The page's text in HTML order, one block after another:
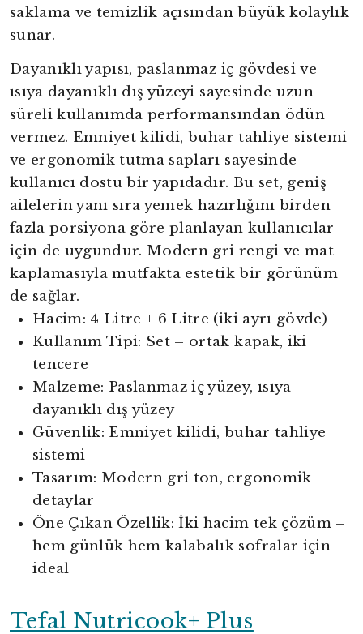
saklama ve temizlik açısından büyük kolaylık
sunar.
Dayanıklı yapısı, paslanmaz iç gövdesi ve
ısıya dayanıklı dış yüzeyi sayesinde uzun
süreli kullanımda performansından ödün
vermez. Emniyet kilidi, buhar tahliye sistemi
ve ergonomik tutma sapları sayesinde
kullanıcı dostu bir yapıdadır. Bu set, geniş
ailelerin yanı sıra yemek hazırlığını birden
fazla porsiyona göre planlayan kullanıcılar
için de uygundur. Modern gri rengi ve mat
kaplamasıyla mutfakta estetik bir görünüm
de sağlar.
Hacim: 4 Litre + 6 Litre (iki ayrı gövde)
Kullanım Tipi: Set – ortak kapak, iki
tencere
Malzeme: Paslanmaz iç yüzey, ısıya
dayanıklı dış yüzey
Güvenlik: Emniyet kilidi, buhar tahliye
sistemi
Tasarım: Modern gri ton, ergonomik
detaylar
Öne Çıkan Özellik: İki hacim tek çözüm –
hem günlük hem kalabalık sofralar için
ideal
Tefal Nutricook+ Plus